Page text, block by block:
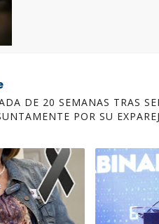
DE 20 SEMANAS TRAS
POR SU